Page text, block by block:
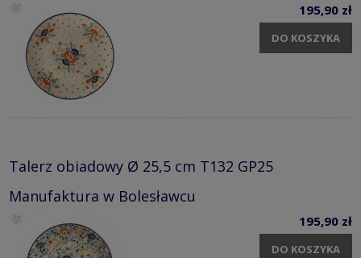
195,90 zł
DO KOSZYKA
Talerz obiadowy Ø 25,5 cm T132 GP25
Manufaktura w Bolesławcu
195,90 zł
DO KOSZYKA